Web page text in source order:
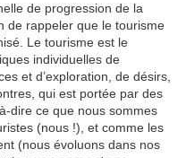
de progression de la
de rappeler que le tourisme
Le tourisme est le
individuelles de
et d’exploration, de désirs,
qui est portée par des
dire ce que nous sommes
(nous !), et comme les
(nous évoluons dans nos